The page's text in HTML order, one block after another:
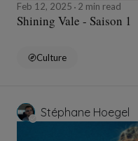
Feb 12, 2025 2 min read
Shining Vale - Saison 1
Culture
Stéphane Hoegel